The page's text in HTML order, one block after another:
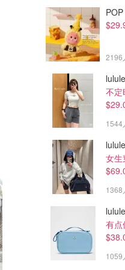
2196
不定
1544
女生
1368
有点
1059